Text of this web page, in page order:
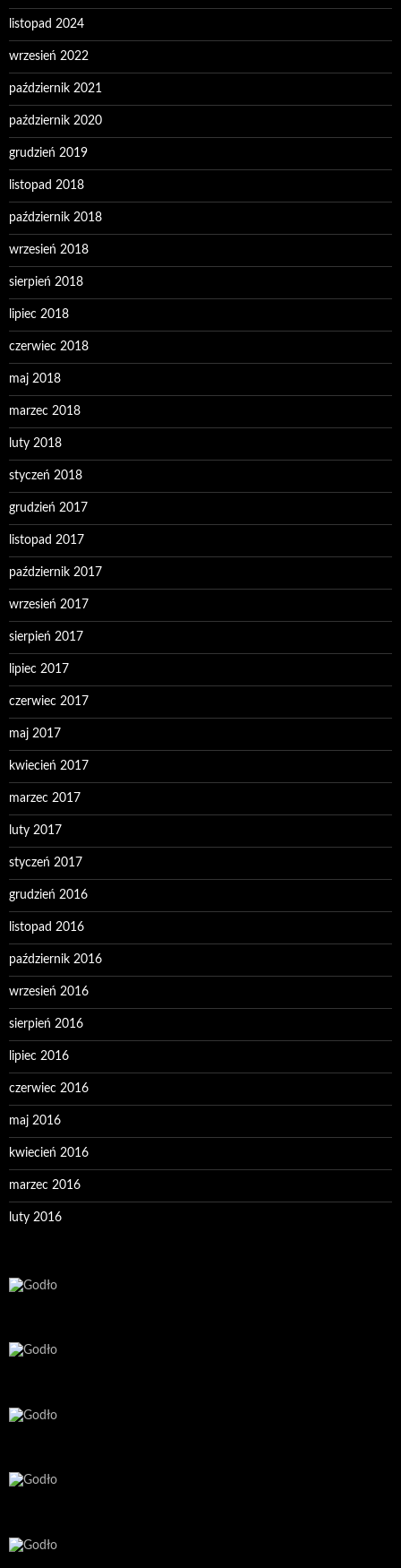
listopad 2024
wrzesień 2022
październik 2021
październik 2020
grudzień 2019
listopad 2018
październik 2018
wrzesień 2018
sierpień 2018
lipiec 2018
czerwiec 2018
maj 2018
marzec 2018
luty 2018
styczeń 2018
grudzień 2017
listopad 2017
październik 2017
wrzesień 2017
sierpień 2017
lipiec 2017
czerwiec 2017
maj 2017
kwiecień 2017
marzec 2017
luty 2017
styczeń 2017
grudzień 2016
listopad 2016
październik 2016
wrzesień 2016
sierpień 2016
lipiec 2016
czerwiec 2016
maj 2016
kwiecień 2016
marzec 2016
luty 2016